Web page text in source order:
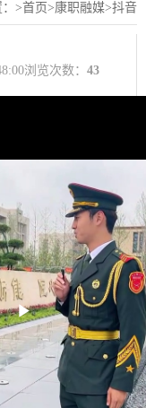
>首页>康职融媒>抖音
浏览次数： 43
Play
Video